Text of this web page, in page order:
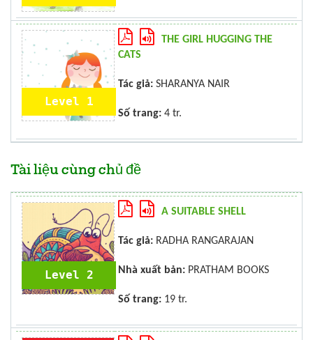
Level 1
THE GIRL HUGGING THE
CATS
Tác giả: SHARANYA NAIR
Số trang: 4 tr.
Tài liệu cùng chủ đề
Level 2
A SUITABLE SHELL
Tác giả: RADHA RANGARAJAN
Nhà xuất bản: PRATHAM BOOKS
Số trang: 19 tr.